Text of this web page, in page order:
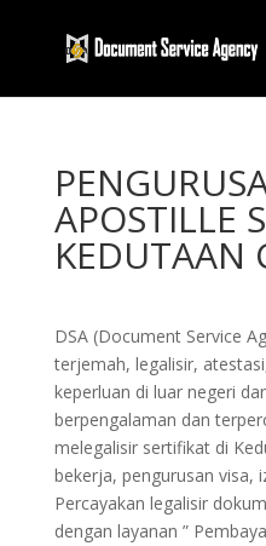
APOSTILLE
KEDUTAAN
DSA (Document Service
terjemah, legalisir,
keperluan di luar negeri
berpengalaman dan
melegalisir sertifikat di
bekerja, pengurusan visa,
Percayakan legalisir
dengan layanan ”